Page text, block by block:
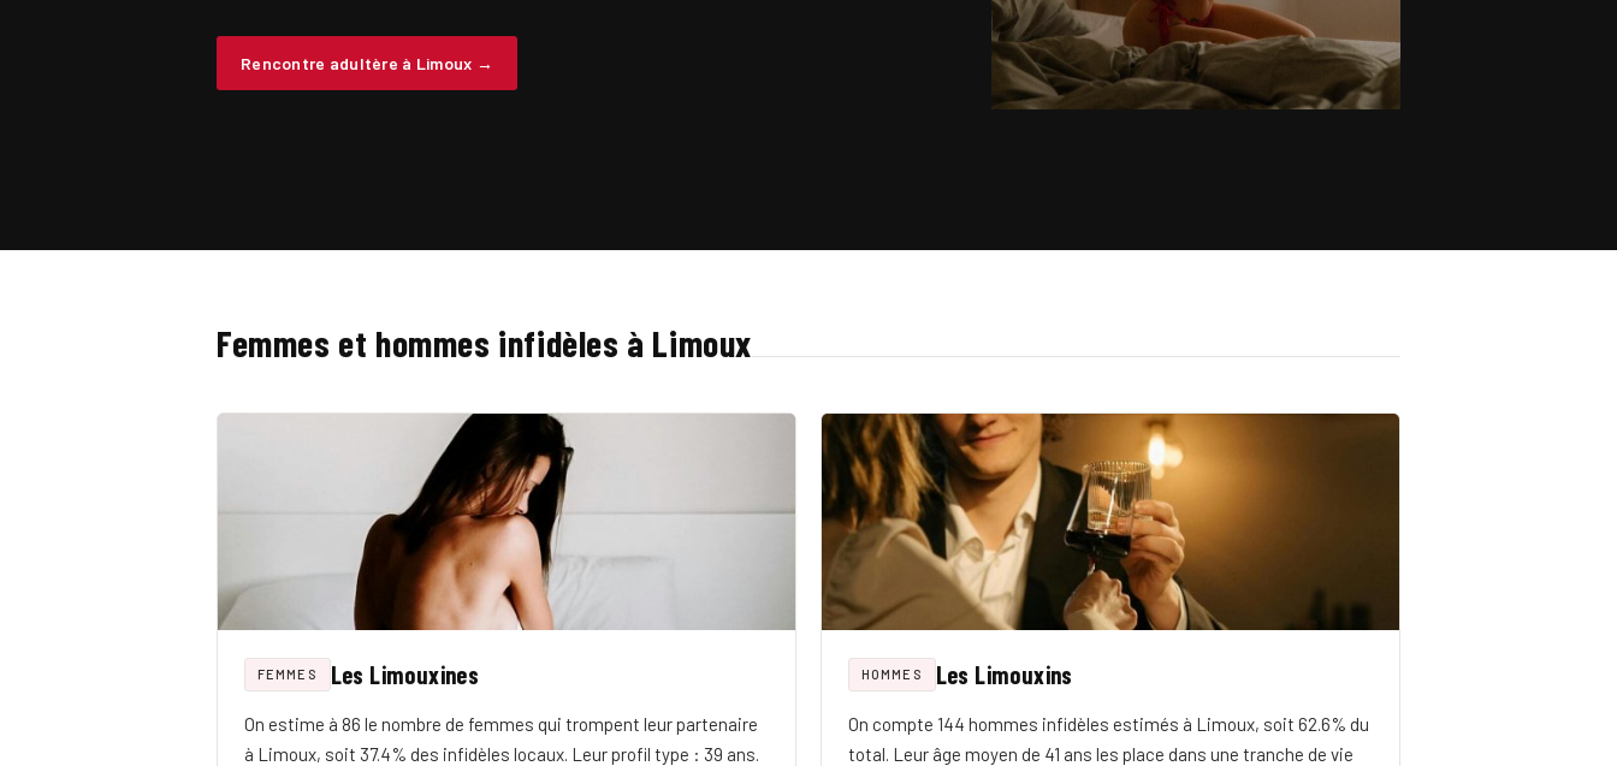
Rencontre adultère à Limoux →
Femmes et hommes infidèles à Limoux
FEMMES Les Limouxines
On estime à 86 le nombre de femmes qui trompent leur partenaire
à Limoux, soit 37.4% des infidèles locaux. Leur profil type : 39 ans.
HOMMES Les Limouxins
On compte 144 hommes infidèles estimés à Limoux, soit 62.6% du
total. Leur âge moyen de 41 ans les place dans une tranche de vie